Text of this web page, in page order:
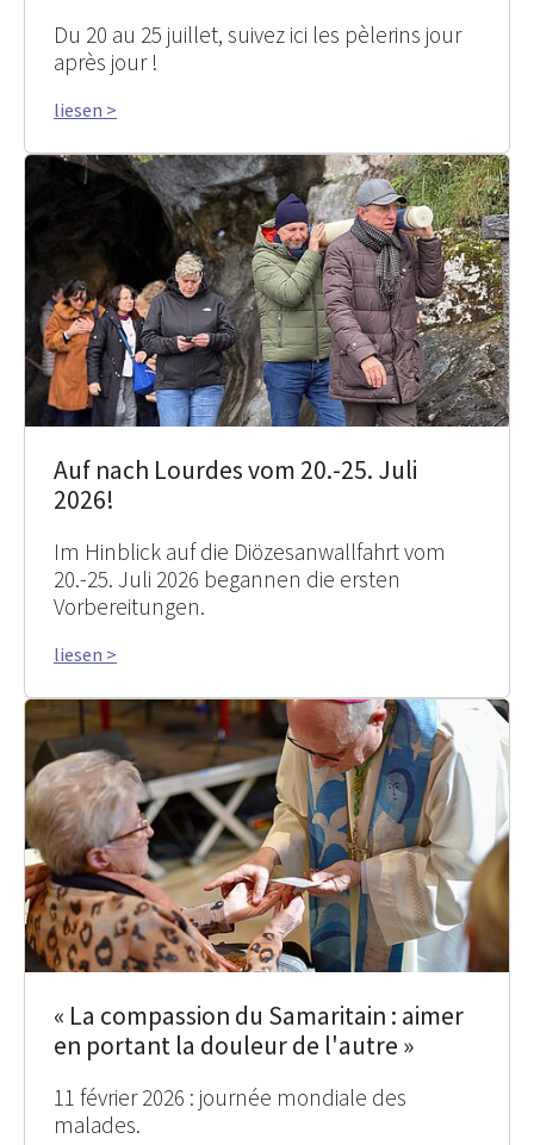
Du 20 au 25 juillet, suivez ici les pèlerins jour
après jour !
liesen >
Auf nach Lourdes vom 20.-25. Juli
2026!
Im Hinblick auf die Diözesanwallfahrt vom
20.-25. Juli 2026 begannen die ersten
Vorbereitungen.
liesen >
« La compassion du Samaritain : aimer
en portant la douleur de l'autre »
11 février 2026 : journée mondiale des
malades.